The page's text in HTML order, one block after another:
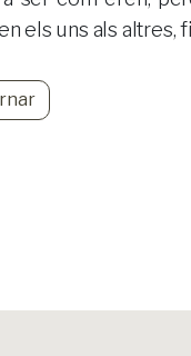
els uns als altres,